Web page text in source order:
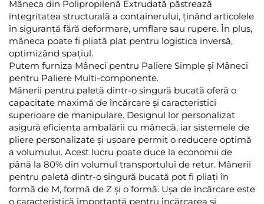
Mâneca din Polipropilenă Extrudată păstrează
integritatea structurală a containerului, ținând articolele
în siguranță fără deformare, umflare sau rupere. În plus,
mâneca poate fi pliată plat pentru logistica inversă,
optimizând spațiul.
Putem furniza Mâneci pentru Paliere Simple și Mâneci
pentru Paliere Multi-componente.
Mânerii pentru paletă dintr-o singură bucată oferă o
capacitate maximă de încărcare și caracteristici
superioare de manipulare. Designul lor personalizat
asigură eficiența ambalării cu mânecă, iar sistemele de
pliere personalizate și ușoare permit o reducere optimă
a volumului. Acest lucru poate duce la economii de
până la 80% din volumul transportului de retur. Mânerii
pentru paletă dintr-o singură bucată pot fi pliați în
formă de M, formă de Z și o formă. Ușa de încărcare este
o caracteristică importantă pentru încărcarea și